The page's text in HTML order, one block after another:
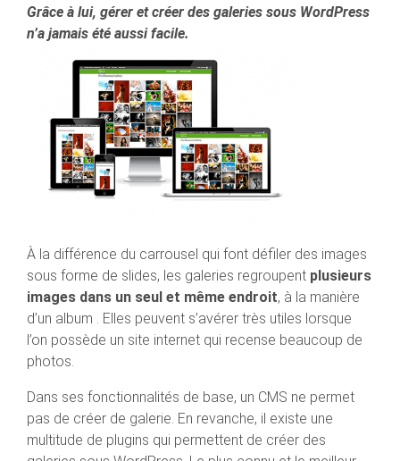
Grâce à lui, gérer et créer des galeries sous WordPress
n’a jamais été aussi facile.
À la différence du carrousel qui font défiler des images
sous forme de slides, les galeries regroupent plusieurs
images dans un seul et même endroit, à la manière
d’un album . Elles peuvent s’avérer très utiles lorsque
l’on possède un site internet qui recense beaucoup de
photos.
Dans ses fonctionnalités de base, un CMS ne permet
pas de créer de galerie. En revanche, il existe une
multitude de plugins qui permettent de créer des